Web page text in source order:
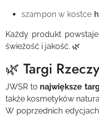
szampon w kostce
Każdy produkt
świeżość i jakość. 🌿
🌿 Targi
JWSR to największe
także kosmetyków
W poprzednich